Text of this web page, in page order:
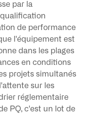
par la
de performance
l'équipement est
dans les plages
en conditions
projets simultanés
sur les
réglementaire
PQ, c'est un lot de